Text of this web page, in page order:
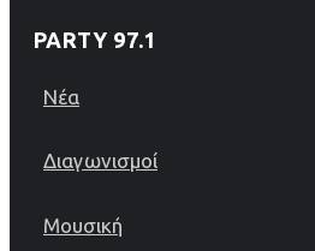
PARTY 97.1
Νέα
Διαγωνισμοί
Μουσική